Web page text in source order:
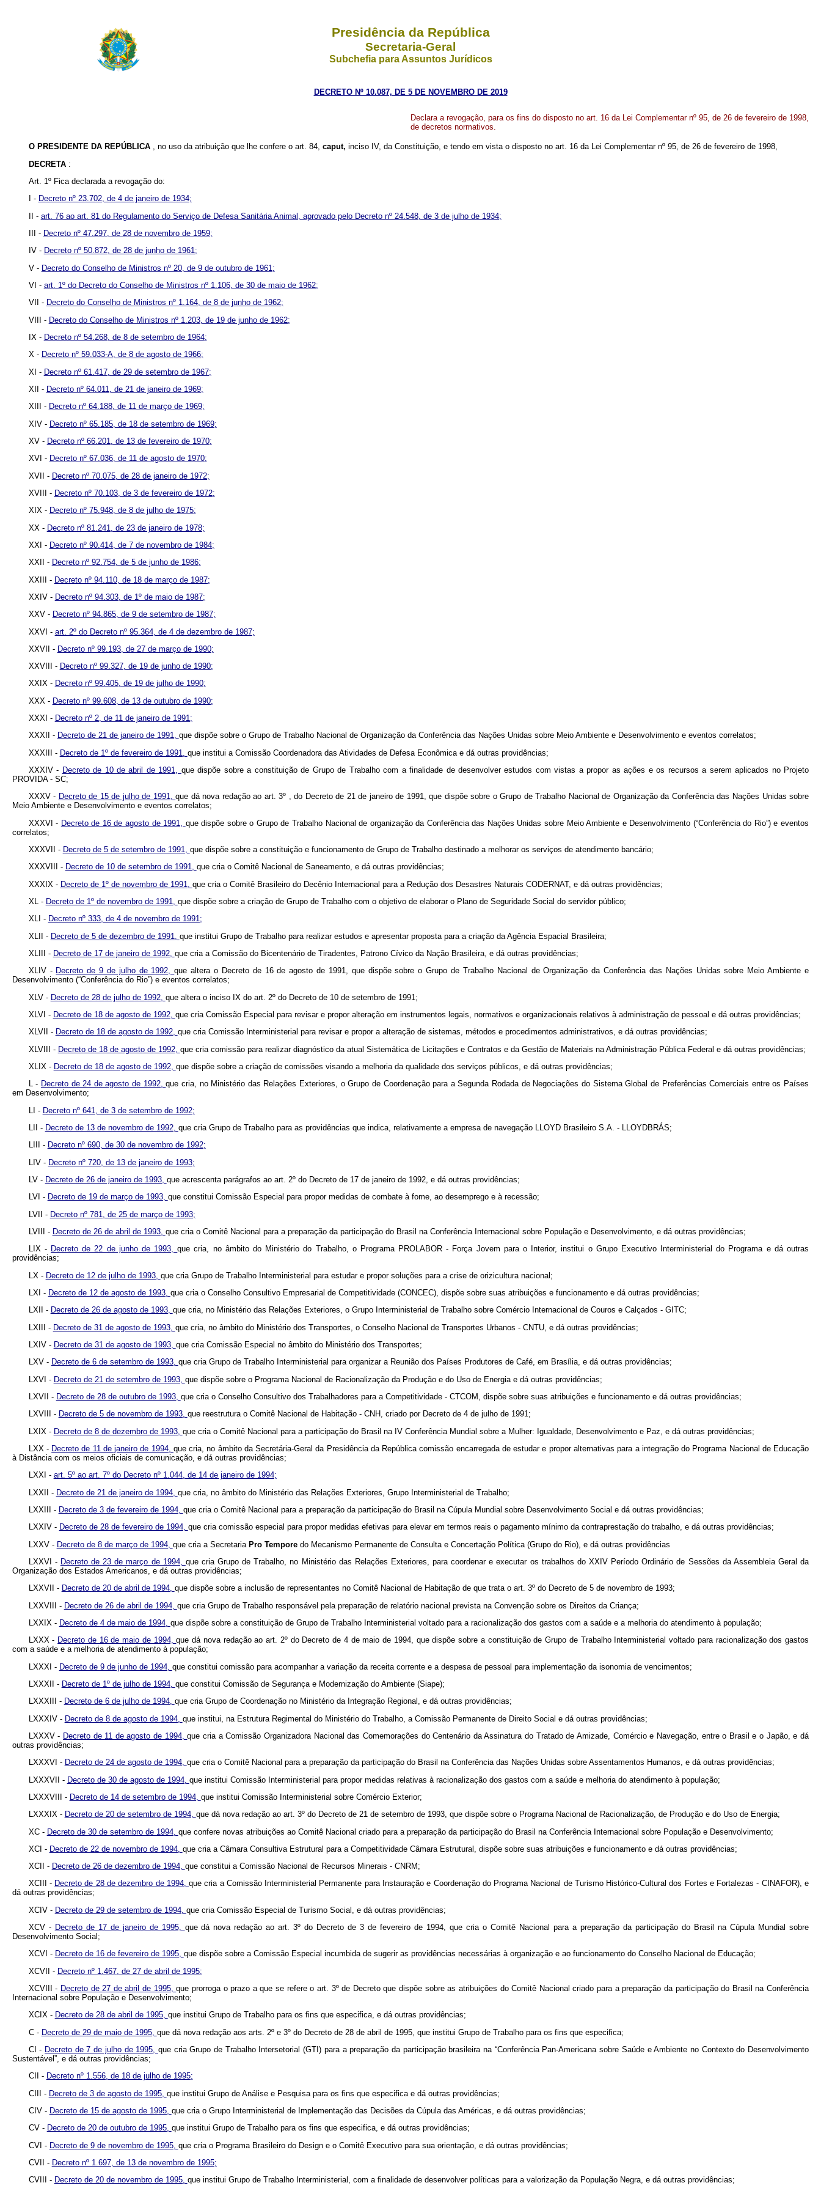
Presidência da República
Secretaria-Geral
Subchefia para Assuntos Jurídicos
DECRETO Nº 10.087, DE 5 DE NOVEMBRO DE 2019
Declara a revogação, para os fins do disposto no art. 16 da Lei Complementar nº 95, de 26 de fevereiro de 1998,
de decretos normativos.
O PRESIDENTE DA REPÚBLICA , no uso da atribuição que lhe confere o art. 84, caput, inciso IV, da Constituição, e tendo em vista o disposto no art. 16 da Lei Complementar nº 95, de 26 de fevereiro de 1998,
DECRETA :
Art. 1º Fica declarada a revogação do:
I - Decreto nº 23.702, de 4 de janeiro de 1934;
II - art. 76 ao art. 81 do Regulamento do Serviço de Defesa Sanitária Animal, aprovado pelo Decreto nº 24.548, de 3 de julho de 1934;
III - Decreto nº 47.297, de 28 de novembro de 1959;
IV - Decreto nº 50.872, de 28 de junho de 1961;
V - Decreto do Conselho de Ministros nº 20, de 9 de outubro de 1961;
VI - art. 1º do Decreto do Conselho de Ministros nº 1.106, de 30 de maio de 1962;
VII - Decreto do Conselho de Ministros nº 1.164, de 8 de junho de 1962;
VIII - Decreto do Conselho de Ministros nº 1.203, de 19 de junho de 1962;
IX - Decreto nº 54.268, de 8 de setembro de 1964;
X - Decreto nº 59.033-A, de 8 de agosto de 1966;
XI - Decreto nº 61.417, de 29 de setembro de 1967;
XII - Decreto nº 64.011, de 21 de janeiro de 1969;
XIII - Decreto nº 64.188, de 11 de março de 1969;
XIV - Decreto nº 65.185, de 18 de setembro de 1969;
XV - Decreto nº 66.201, de 13 de fevereiro de 1970;
XVI - Decreto nº 67.036, de 11 de agosto de 1970;
XVII - Decreto nº 70.075, de 28 de janeiro de 1972;
XVIII - Decreto nº 70.103, de 3 de fevereiro de 1972;
XIX - Decreto nº 75.948, de 8 de julho de 1975;
XX - Decreto nº 81.241, de 23 de janeiro de 1978;
XXI - Decreto nº 90.414, de 7 de novembro de 1984;
XXII - Decreto nº 92.754, de 5 de junho de 1986;
XXIII - Decreto nº 94.110, de 18 de março de 1987;
XXIV - Decreto nº 94.303, de 1º de maio de 1987;
XXV - Decreto nº 94.865, de 9 de setembro de 1987;
XXVI - art. 2º do Decreto nº 95.364, de 4 de dezembro de 1987;
XXVII - Decreto nº 99.193, de 27 de março de 1990;
XXVIII - Decreto nº 99.327, de 19 de junho de 1990;
XXIX - Decreto nº 99.405, de 19 de julho de 1990;
XXX - Decreto nº 99.608, de 13 de outubro de 1990;
XXXI - Decreto nº 2, de 11 de janeiro de 1991;
XXXII - Decreto de 21 de janeiro de 1991, que dispõe sobre o Grupo de Trabalho Nacional de Organização da Conferência das Nações Unidas sobre Meio Ambiente e Desenvolvimento e eventos correlatos;
XXXIII - Decreto de 1º de fevereiro de 1991, que institui a Comissão Coordenadora das Atividades de Defesa Econômica e dá outras providências;
XXXIV - Decreto de 10 de abril de 1991, que dispõe sobre a constituição de Grupo de Trabalho com a finalidade de desenvolver estudos com vistas a propor as ações e os recursos a serem aplicados no Projeto
PROVIDA - SC;
XXXV - Decreto de 15 de julho de 1991,que dá nova redação ao art. 3º , do Decreto de 21 de janeiro de 1991, que dispõe sobre o Grupo de Trabalho Nacional de Organização da Conferência das Nações Unidas sobre
Meio Ambiente e Desenvolvimento e eventos correlatos;
XXXVI - Decreto de 16 de agosto de 1991, que dispõe sobre o Grupo de Trabalho Nacional de organização da Conferência das Nações Unidas sobre Meio Ambiente e Desenvolvimento (“Conferência do Rio”) e eventos
correlatos;
XXXVII - Decreto de 5 de setembro de 1991, que dispõe sobre a constituição e funcionamento de Grupo de Trabalho destinado a melhorar os serviços de atendimento bancário;
XXXVIII - Decreto de 10 de setembro de 1991, que cria o Comitê Nacional de Saneamento, e dá outras providências;
XXXIX - Decreto de 1º de novembro de 1991, que cria o Comitê Brasileiro do Decênio Internacional para a Redução dos Desastres Naturais CODERNAT, e dá outras providências;
XL - Decreto de 1º de novembro de 1991, que dispõe sobre a criação de Grupo de Trabalho com o objetivo de elaborar o Plano de Seguridade Social do servidor público;
XLI - Decreto nº 333, de 4 de novembro de 1991;
XLII - Decreto de 5 de dezembro de 1991, que institui Grupo de Trabalho para realizar estudos e apresentar proposta para a criação da Agência Espacial Brasileira;
XLIII - Decreto de 17 de janeiro de 1992, que cria a Comissão do Bicentenário de Tiradentes, Patrono Cívico da Nação Brasileira, e dá outras providências;
XLIV - Decreto de 9 de julho de 1992,que altera o Decreto de 16 de agosto de 1991, que dispõe sobre o Grupo de Trabalho Nacional de Organização da Conferência das Nações Unidas sobre Meio Ambiente e
Desenvolvimento (“Conferência do Rio”) e eventos correlatos;
XLV - Decreto de 28 de julho de 1992, que altera o inciso IX do art. 2º do Decreto de 10 de setembro de 1991;
XLVI - Decreto de 18 de agosto de 1992, que cria Comissão Especial para revisar e propor alteração em instrumentos legais, normativos e organizacionais relativos à administração de pessoal e dá outras providências;
XLVII - Decreto de 18 de agosto de 1992, que cria Comissão Interministerial para revisar e propor a alteração de sistemas, métodos e procedimentos administrativos, e dá outras providências;
XLVIII - Decreto de 18 de agosto de 1992, que cria comissão para realizar diagnóstico da atual Sistemática de Licitações e Contratos e da Gestão de Materiais na Administração Pública Federal e dá outras providências;
XLIX - Decreto de 18 de agosto de 1992, que dispõe sobre a criação de comissões visando a melhoria da qualidade dos serviços públicos, e dá outras providências;
L - Decreto de 24 de agosto de 1992,que cria, no Ministério das Relações Exteriores, o Grupo de Coordenação para a Segunda Rodada de Negociações do Sistema Global de Preferências Comerciais entre os Países
em Desenvolvimento;
LI - Decreto nº 641, de 3 de setembro de 1992;
LII - Decreto de 13 de novembro de 1992, que cria Grupo de Trabalho para as providências que indica, relativamente a empresa de navegação LLOYD Brasileiro S.A. - LLOYDBRÁS;
LIII - Decreto nº 690, de 30 de novembro de 1992;
LIV - Decreto nº 720, de 13 de janeiro de 1993;
LV - Decreto de 26 de janeiro de 1993, que acrescenta parágrafos ao art. 2º do Decreto de 17 de janeiro de 1992, e dá outras providências;
LVI - Decreto de 19 de março de 1993, que constitui Comissão Especial para propor medidas de combate à fome, ao desemprego e à recessão;
LVII - Decreto nº 781, de 25 de março de 1993;
LVIII - Decreto de 26 de abril de 1993, que cria o Comitê Nacional para a preparação da participação do Brasil na Conferência Internacional sobre População e Desenvolvimento, e dá outras providências;
LIX - Decreto de 22 de junho de 1993,que cria, no âmbito do Ministério do Trabalho, o Programa PROLABOR - Força Jovem para o Interior, institui o Grupo Executivo Interministerial do Programa e dá outras
providências;
LX - Decreto de 12 de julho de 1993, que cria Grupo de Trabalho Interministerial para estudar e propor soluções para a crise de orizicultura nacional;
LXI - Decreto de 12 de agosto de 1993, que cria o Conselho Consultivo Empresarial de Competitividade (CONCEC), dispõe sobre suas atribuições e funcionamento e dá outras providências;
LXII - Decreto de 26 de agosto de 1993, que cria, no Ministério das Relações Exteriores, o Grupo Interministerial de Trabalho sobre Comércio Internacional de Couros e Calçados - GITC;
LXIII - Decreto de 31 de agosto de 1993, que cria, no âmbito do Ministério dos Transportes, o Conselho Nacional de Transportes Urbanos - CNTU, e dá outras providências;
LXIV - Decreto de 31 de agosto de 1993, que cria Comissão Especial no âmbito do Ministério dos Transportes;
LXV - Decreto de 6 de setembro de 1993, que cria Grupo de Trabalho Interministerial para organizar a Reunião dos Países Produtores de Café, em Brasília, e dá outras providências;
LXVI - Decreto de 21 de setembro de 1993, que dispõe sobre o Programa Nacional de Racionalização da Produção e do Uso de Energia e dá outras providências;
LXVII - Decreto de 28 de outubro de 1993, que cria o Conselho Consultivo dos Trabalhadores para a Competitividade - CTCOM, dispõe sobre suas atribuições e funcionamento e dá outras providências;
LXVIII - Decreto de 5 de novembro de 1993, que reestrutura o Comitê Nacional de Habitação - CNH, criado por Decreto de 4 de julho de 1991;
LXIX - Decreto de 8 de dezembro de 1993, que cria o Comitê Nacional para a participação do Brasil na IV Conferência Mundial sobre a Mulher: Igualdade, Desenvolvimento e Paz, e dá outras providências;
LXX - Decreto de 11 de janeiro de 1994, que cria, no âmbito da Secretária-Geral da Presidência da República comissão encarregada de estudar e propor alternativas para a integração do Programa Nacional de Educação
à Distância com os meios oficiais de comunicação, e dá outras providências;
LXXI - art. 5º ao art. 7º do Decreto nº 1.044, de 14 de janeiro de 1994;
LXXII - Decreto de 21 de janeiro de 1994, que cria, no âmbito do Ministério das Relações Exteriores, Grupo Interministerial de Trabalho;
LXXIII - Decreto de 3 de fevereiro de 1994, que cria o Comitê Nacional para a preparação da participação do Brasil na Cúpula Mundial sobre Desenvolvimento Social e dá outras providências;
LXXIV - Decreto de 28 de fevereiro de 1994, que cria comissão especial para propor medidas efetivas para elevar em termos reais o pagamento mínimo da contraprestação do trabalho, e dá outras providências;
LXXV - Decreto de 8 de março de 1994, que cria a Secretaria Pro Tempore do Mecanismo Permanente de Consulta e Concertação Política (Grupo do Rio), e dá outras providências
LXXVI - Decreto de 23 de março de 1994, que cria Grupo de Trabalho, no Ministério das Relações Exteriores, para coordenar e executar os trabalhos do XXIV Período Ordinário de Sessões da Assembleia Geral da
Organização dos Estados Americanos, e dá outras providências;
LXXVII - Decreto de 20 de abril de 1994, que dispõe sobre a inclusão de representantes no Comitê Nacional de Habitação de que trata o art. 3º do Decreto de 5 de novembro de 1993;
LXXVIII - Decreto de 26 de abril de 1994, que cria Grupo de Trabalho responsável pela preparação de relatório nacional prevista na Convenção sobre os Direitos da Criança;
LXXIX - Decreto de 4 de maio de 1994, que dispõe sobre a constituição de Grupo de Trabalho Interministerial voltado para a racionalização dos gastos com a saúde e a melhoria do atendimento à população;
LXXX - Decreto de 16 de maio de 1994,que dá nova redação ao art. 2º do Decreto de 4 de maio de 1994, que dispõe sobre a constituição de Grupo de Trabalho Interministerial voltado para racionalização dos gastos
com a saúde e a melhoria de atendimento à população;
LXXXI - Decreto de 9 de junho de 1994, que constitui comissão para acompanhar a variação da receita corrente e a despesa de pessoal para implementação da isonomia de vencimentos;
LXXXII - Decreto de 1º de julho de 1994, que constitui Comissão de Segurança e Modernização do Ambiente (Siape);
LXXXIII - Decreto de 6 de julho de 1994, que cria Grupo de Coordenação no Ministério da Integração Regional, e dá outras providências;
LXXXIV - Decreto de 8 de agosto de 1994, que institui, na Estrutura Regimental do Ministério do Trabalho, a Comissão Permanente de Direito Social e dá outras providências;
LXXXV - Decreto de 11 de agosto de 1994,que cria a Comissão Organizadora Nacional das Comemorações do Centenário da Assinatura do Tratado de Amizade, Comércio e Navegação, entre o Brasil e o Japão, e dá
outras providências;
LXXXVI - Decreto de 24 de agosto de 1994, que cria o Comitê Nacional para a preparação da participação do Brasil na Conferência das Nações Unidas sobre Assentamentos Humanos, e dá outras providências;
LXXXVII - Decreto de 30 de agosto de 1994, que institui Comissão Interministerial para propor medidas relativas à racionalização dos gastos com a saúde e melhoria do atendimento à população;
LXXXVIII - Decreto de 14 de setembro de 1994, que institui Comissão Interministerial sobre Comércio Exterior;
LXXXIX - Decreto de 20 de setembro de 1994, que dá nova redação ao art. 3º do Decreto de 21 de setembro de 1993, que dispõe sobre o Programa Nacional de Racionalização, de Produção e do Uso de Energia;
XC - Decreto de 30 de setembro de 1994, que confere novas atribuições ao Comitê Nacional criado para a preparação da participação do Brasil na Conferência Internacional sobre População e Desenvolvimento;
XCI - Decreto de 22 de novembro de 1994, que cria a Câmara Consultiva Estrutural para a Competitividade Câmara Estrutural, dispõe sobre suas atribuições e funcionamento e dá outras providências;
XCII - Decreto de 26 de dezembro de 1994, que constitui a Comissão Nacional de Recursos Minerais - CNRM;
XCIII - Decreto de 28 de dezembro de 1994,que cria a Comissão Interministerial Permanente para Instauração e Coordenação do Programa Nacional de Turismo Histórico-Cultural dos Fortes e Fortalezas - CINAFOR), e
dá outras providências;
XCIV - Decreto de 29 de setembro de 1994, que cria Comissão Especial de Turismo Social, e dá outras providências;
XCV - Decreto de 17 de janeiro de 1995, que dá nova redação ao art. 3º do Decreto de 3 de fevereiro de 1994, que cria o Comitê Nacional para a preparação da participação do Brasil na Cúpula Mundial sobre
Desenvolvimento Social;
XCVI - Decreto de 16 de fevereiro de 1995, que dispõe sobre a Comissão Especial incumbida de sugerir as providências necessárias à organização e ao funcionamento do Conselho Nacional de Educação;
XCVII - Decreto nº 1.467, de 27 de abril de 1995;
XCVIII - Decreto de 27 de abril de 1995,que prorroga o prazo a que se refere o art. 3º de Decreto que dispõe sobre as atribuições do Comitê Nacional criado para a preparação da participação do Brasil na Conferência
Internacional sobre População e Desenvolvimento;
XCIX - Decreto de 28 de abril de 1995, que institui Grupo de Trabalho para os fins que especifica, e dá outras providências;
C - Decreto de 29 de maio de 1995, que dá nova redação aos arts. 2º e 3º do Decreto de 28 de abril de 1995, que institui Grupo de Trabalho para os fins que especifica;
CI - Decreto de 7 de julho de 1995, que cria Grupo de Trabalho Intersetorial (GTI) para a preparação da participação brasileira na “Conferência Pan-Americana sobre Saúde e Ambiente no Contexto do Desenvolvimento
Sustentável”, e dá outras providências;
CII - Decreto nº 1.556, de 18 de julho de 1995;
CIII - Decreto de 3 de agosto de 1995, que institui Grupo de Análise e Pesquisa para os fins que especifica e dá outras providências;
CIV - Decreto de 15 de agosto de 1995, que cria o Grupo Interministerial de Implementação das Decisões da Cúpula das Américas, e dá outras providências;
CV - Decreto de 20 de outubro de 1995, que institui Grupo de Trabalho para os fins que especifica, e dá outras providências;
CVI - Decreto de 9 de novembro de 1995, que cria o Programa Brasileiro do Design e o Comitê Executivo para sua orientação, e dá outras providências;
CVII - Decreto nº 1.697, de 13 de novembro de 1995;
CVIII - Decreto de 20 de novembro de 1995, que institui Grupo de Trabalho Interministerial, com a finalidade de desenvolver políticas para a valorização da População Negra, e dá outras providências;